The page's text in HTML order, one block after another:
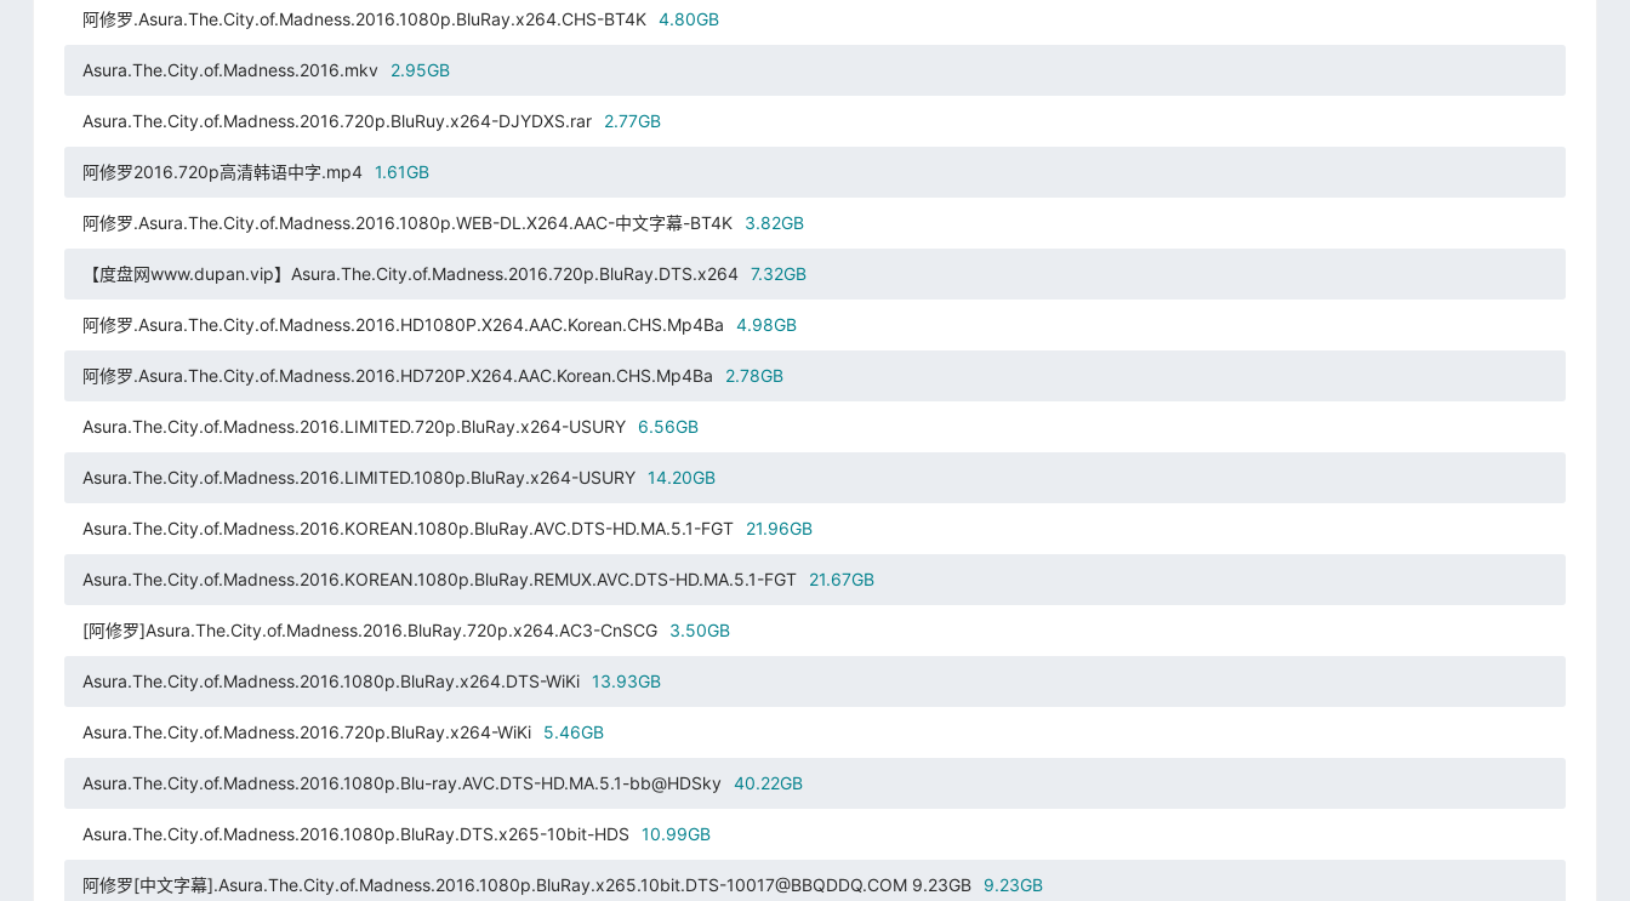
阿修罗.Asura.The.City.of.Madness.2016.1080p.BluRay.x264.CHS-BT4K 4.80GB
Asura.The.City.of.Madness.2016.mkv 2.95GB
Asura.The.City.of.Madness.2016.720p.BluRuy.x264-DJYDXS.rar 2.77GB
阿修罗2016.720p高清韩语中字.mp4 1.61GB
阿修罗.Asura.The.City.of.Madness.2016.1080p.WEB-DL.X264.AAC-中文字幕-BT4K 3.82GB
【度盘网www.dupan.vip】Asura.The.City.of.Madness.2016.720p.BluRay.DTS.x264 7.32GB
阿修罗.Asura.The.City.of.Madness.2016.HD1080P.X264.AAC.Korean.CHS.Mp4Ba 4.98GB
阿修罗.Asura.The.City.of.Madness.2016.HD720P.X264.AAC.Korean.CHS.Mp4Ba 2.78GB
Asura.The.City.of.Madness.2016.LIMITED.720p.BluRay.x264-USURY 6.56GB
Asura.The.City.of.Madness.2016.LIMITED.1080p.BluRay.x264-USURY 14.20GB
Asura.The.City.of.Madness.2016.KOREAN.1080p.BluRay.AVC.DTS-HD.MA.5.1-FGT 21.96GB
Asura.The.City.of.Madness.2016.KOREAN.1080p.BluRay.REMUX.AVC.DTS-HD.MA.5.1-FGT 21.67GB
[阿修罗]Asura.The.City.of.Madness.2016.BluRay.720p.x264.AC3-CnSCG 3.50GB
Asura.The.City.of.Madness.2016.1080p.BluRay.x264.DTS-WiKi 13.93GB
Asura.The.City.of.Madness.2016.720p.BluRay.x264-WiKi 5.46GB
Asura.The.City.of.Madness.2016.1080p.Blu-ray.AVC.DTS-HD.MA.5.1-bb@HDSky 40.22GB
Asura.The.City.of.Madness.2016.1080p.BluRay.DTS.x265-10bit-HDS 10.99GB
阿修罗[中文字幕].Asura.The.City.of.Madness.2016.1080p.BluRay.x265.10bit.DTS-10017@BBQDDQ.COM 9.23GB 9.23GB